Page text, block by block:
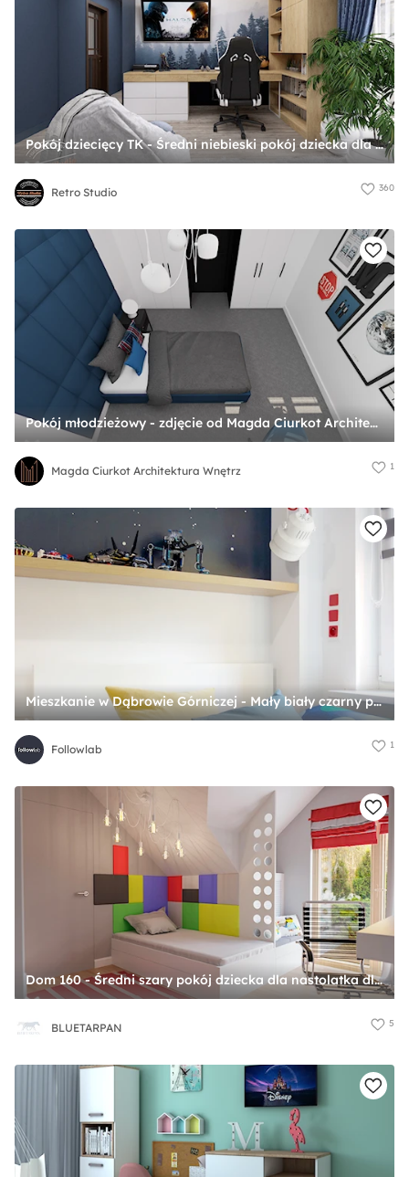
Pokój dziecięcy TK - Średni niebieski pokój dziecka dla nastolatka dla chłopca, styl skandynawski - zdjęcie od Retro Studio
Retro Studio 360
Pokój młodzieżowy - zdjęcie od Magda Ciurkot Architektura Wnętrz
Magda Ciurkot Architektura Wnętrz 1
Mieszkanie w Dąbrowie Górniczej - Mały biały czarny pokój dziecka dla nastolatka dla chłopca, styl nowoczesny - zdjęcie od Followlab
Followlab 1
Dom 160 - Średni szary pokój dziecka dla nastolatka dla chłopca dla dziewczynki, styl nowoczesny - zdjęcie od BLUETARPAN
BLUETARPAN 5